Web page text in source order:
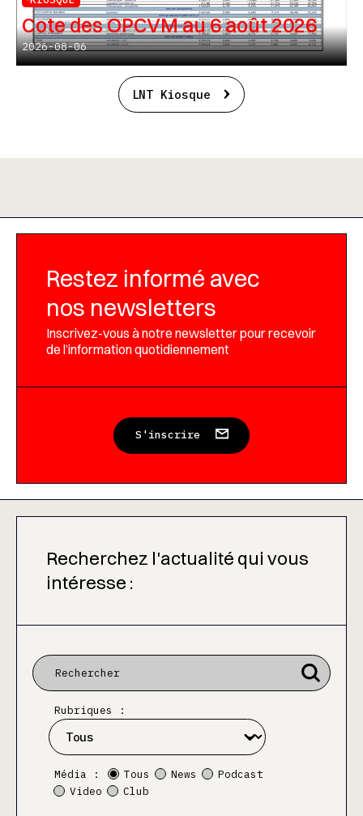
Cote des OPCVM au 6 août 2026
2026-08-06
LNT Kiosque
Restez informé avec
nos newsletters
Inscrivez-vous à notre newsletter pour recevoir
de l’information quotidiennement
S'inscrire
Recherchez l'actualité qui vous
intéresse :
Rubriques :
Média : Tous News
Podcast
Video
Club